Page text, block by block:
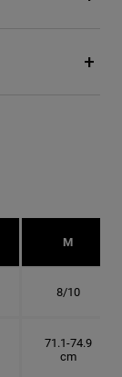
M
8/10
71.1-74.9
cm